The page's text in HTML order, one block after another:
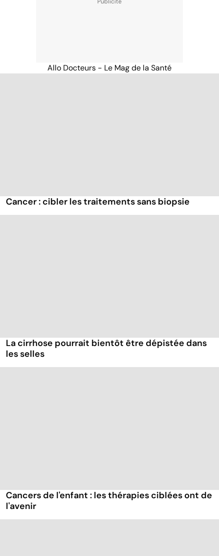
Allo Docteurs - Le Mag de la Santé
Cancer : cibler les traitements sans biopsie
La cirrhose pourrait bientôt être dépistée dans
les selles
Cancers de l'enfant : les thérapies ciblées ont de
l'avenir